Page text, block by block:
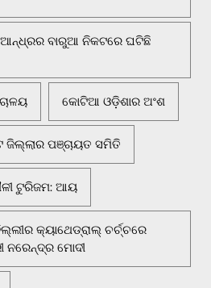
ଆନ୍ଧ୍ରର ବାରୁଆ ନିକଟରେ ଘଟିଛି
କୋଟିଆ ଓଡ଼ିଶାର ଅଂଶ
ଜିଲ୍ଲାର ପଞ୍ଚାୟତ ସମିତି
ଟୁରିଜମ: ଆୟ
କ୍ୟାଥେଡ୍ରାଲ୍ ଚର୍ଚ୍ଚରେ
ନରେନ୍ଦ୍ର ମୋଦୀ